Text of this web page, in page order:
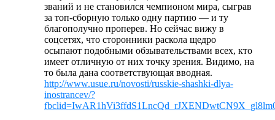
званий и не становился чемпионом мира, сыграв
за топ-сборную только одну партию — и ту
благополучно проперев. Но сейчас вижу в
соцсетях, что сторонники раскола щедро
осыпают подобными обзывательствами всех, кто
имеет отличную от них точку зрения. Видимо, на
то была дана соответствующая вводная.
http://www.usue.ru/novosti/russkie-shashki-dlya-
inostrancev/?